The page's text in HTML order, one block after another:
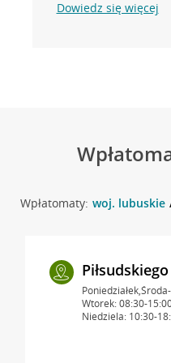
Dowiedz się więcej
Wpłatomaty: woj. lubuskie
Wtorek: 08:30-
Niedziela: 10:30-